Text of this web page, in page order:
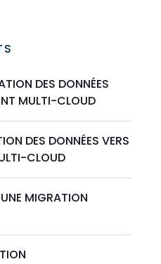
DES DONNÉES
MULTI-CLOUD
DES DONNÉES VERS
CLOUD
MIGRATION